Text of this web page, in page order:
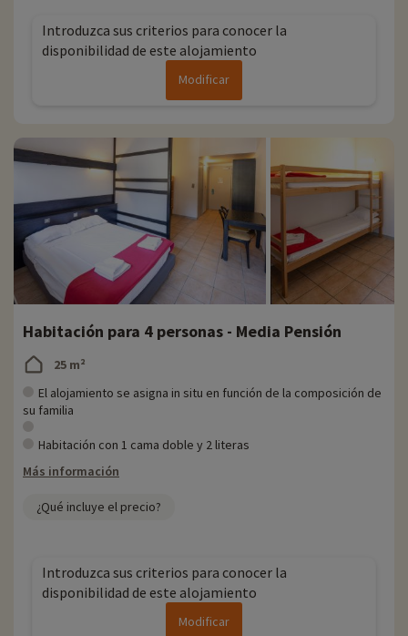
Introduzca sus criterios para conocer la
disponibilidad de este alojamiento
Modificar
Habitación para 4 personas - Media Pensión
25 m²
El alojamiento se asigna in situ en función de la composición de
su familia
Habitación con 1 cama doble y 2 literas
Más información
¿Qué incluye el precio?
Introduzca sus criterios para conocer la
disponibilidad de este alojamiento
Modificar